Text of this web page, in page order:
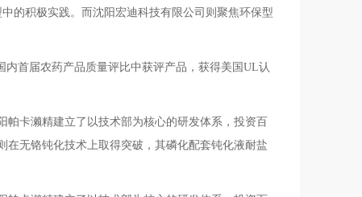
的积极实践。而沈阳宏迪科技有限公司则聚焦环保型
首届农药产品质量评比中获评产品，获得美国UL认
卡濑精建立了以技术部为核心的研发体系，投资百
无铬钝化技术上取得突破，其磷化配套钝化液耐盐